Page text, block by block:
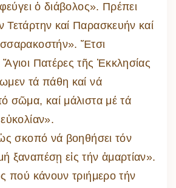
φεύγει ὁ διάβολος». Πρέπει
Τετάρτην καί Παρασκευήν καί
Ἔτσι
Πατέρες τῆς Ἐκκλησίας
τά πάθη καί νά
σῶμα, καί μάλιστα μέ τά
σκοπό νά βοηθήσει τόν
ξαναπέσῃ εἰς τήν ἁμαρτίαν».
πού κάνουν τριήμερο τήν